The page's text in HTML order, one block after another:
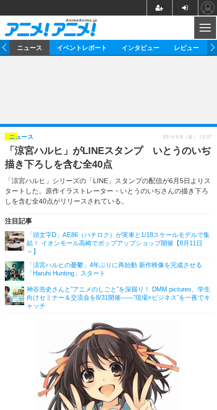
ゲーム グッズ
イベント
海外イベント ビジネス
俳優・タレント アーティスト
ビジネス
アニメ 実写
書評
ゲーム 座談会
動画
アニメ！アニメ！TV ABEMA Cafe
ニュース イベントレポート インタビュー レビュー
「涼宮ハルヒ」がLINEスタンプ いとうのいぢ
描き下ろしを含む全40点
「涼宮ハルヒ」シリーズの「LINE」スタンプの配信が6月5日よりス
タートした。原作イラストレーター・いとうのいぢさんの描き下ろ
しを含む全40点がリリースされている。
ニュース
注目記事
「頭文字D」AE86（ハチロク）が実車と1/18スケールモデルで集
結！ イオンモール高崎でポップアップショップ開催【8月11日
～】
「涼宮ハルヒの憂鬱」4年ぶりに再始動 新作映像を完成させる
「Haruhi Hunting」スタート
神谷浩史さんと“アニメのしごと”を深掘り！ DMM pictures、学生
向けセミナー＆交流会を8/31開催――“現場×ビジネス”を一夜でキ
ャッチ
2014.6.6（金） 12:07